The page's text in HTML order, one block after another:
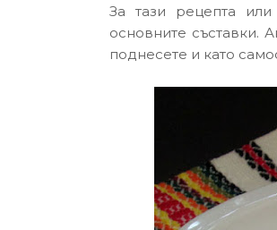
За тази рецепта
основните съставки.
поднесете и като